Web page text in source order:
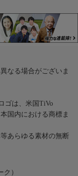
なる場合がございま
ゴは、米国TiVo
国内における商標ま
あらゆる素材の無断
）